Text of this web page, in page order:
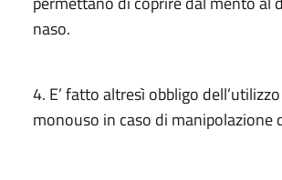
naso.
4. E’ fatto altresì obbligo
monouso in caso di manipolazione